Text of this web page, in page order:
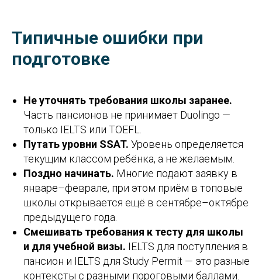
Типичные ошибки при
подготовке
Не уточнять требования школы заранее.
Часть пансионов не принимает Duolingo —
только IELTS или TOEFL.
Путать уровни SSAT. Уровень определяется
текущим классом ребёнка, а не желаемым.
Поздно начинать. Многие подают заявку в
январе–феврале, при этом приём в топовые
школы открывается ещё в сентябре–октябре
предыдущего года.
Смешивать требования к тесту для школы
и для учебной визы. IELTS для поступления в
пансион и IELTS для Study Permit — это разные
контексты с разными пороговыми баллами.